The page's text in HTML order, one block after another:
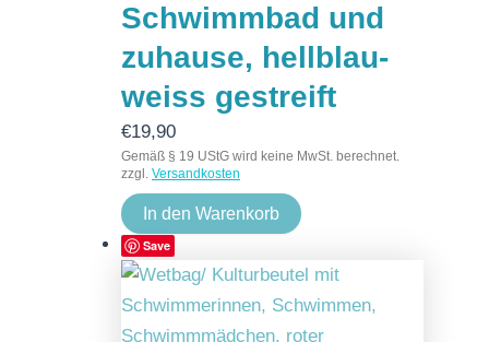
Schwimmbad und
zuhause, hellblau-
weiss gestreift
€19,90
Gemäß § 19 UStG wird keine MwSt. berechnet.
zzgl. Versandkosten
In den Warenkorb
Save